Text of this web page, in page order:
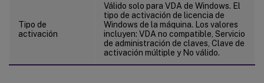
Tipo de
activación
Válido solo para VDA de Windows. El
tipo de activación de licencia de
Windows de la máquina. Los valores
incluyen: VDA no compatible, Servicio
de administración de claves, Clave de
activación múltiple y No válido.